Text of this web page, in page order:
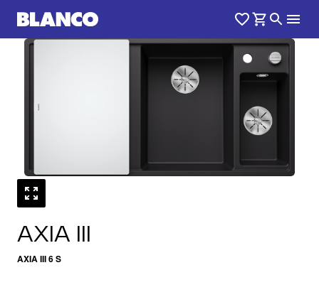
AXIA III
AXIA III 6 S